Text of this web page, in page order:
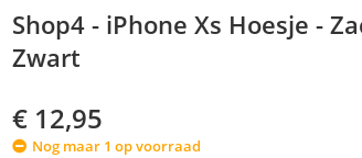
Shop4 - iPhone Xs Hoesje -
Zwart
€ 12,95
Nog maar 1 op voorraad